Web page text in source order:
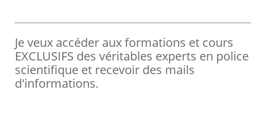
Je veux accéder aux formations et cours
EXCLUSIFS des véritables experts en police
scientifique et recevoir des mails
d'informations.